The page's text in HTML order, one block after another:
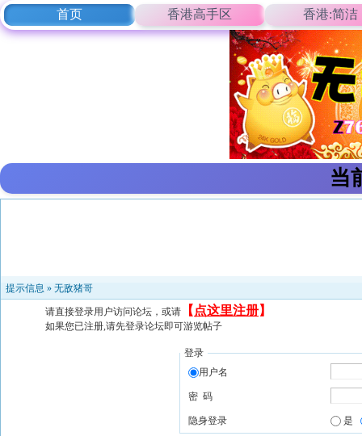
首页 香港高手区 香港:简洁
当
提示信息 » 无敌猪哥
请直接登录用户访问论坛，或请 【 点这里注册】
如果您已注册,请先登录论坛即可游览帖子
登录
用户名
密 码
隐身登录 是